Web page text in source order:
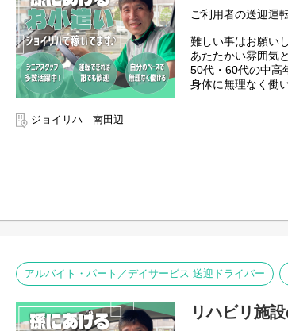
ご利用者の送迎運
難しい事はお願い
あたたかい雰囲気
50代・60代の中高
身体に無理なく働
ジョイリハ 南田辺
アルバイト・パート／デイサービス 送迎ドライバー
リハビリ施